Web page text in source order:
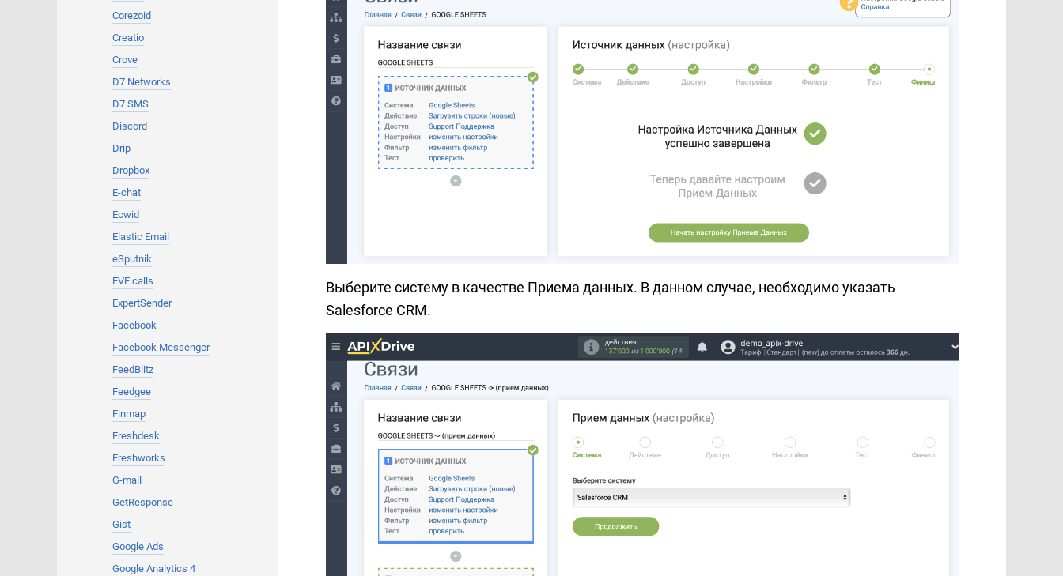
Corezoid
Creatio
Crove
D7 Networks
D7 SMS
Discord
Drip
Dropbox
E-chat
Ecwid
Elastic Email
eSputnik
EVE.calls
ExpertSender
Facebook
Facebook Messenger
FeedBlitz
Feedgee
Finmap
Freshdesk
Freshworks
G-mail
GetResponse
Gist
Google Ads
Google Analytics 4
Выберите систему в качестве Приема данных. В данном случае, необходимо указать
Salesforce CRM.